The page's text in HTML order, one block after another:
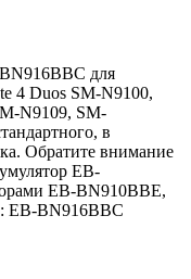
для
4 Duos SM-N9100,
N9109, SM-
в
Обратите внимание
EB-
EB-BN910BBE,
EB-BN916BBC